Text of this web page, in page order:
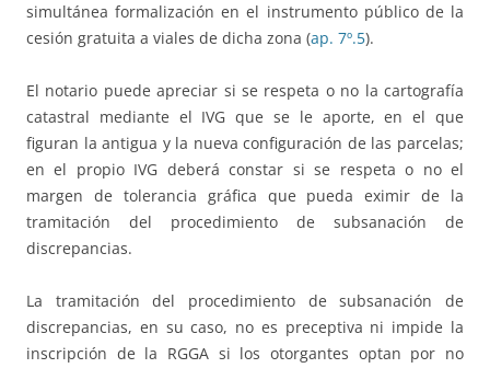
simultánea formalización en el instrumento público de la
cesión gratuita a viales de dicha zona (ap. 7º.5).
El notario puede apreciar si se respeta o no la cartografía
catastral mediante el IVG que se le aporte, en el que
figuran la antigua y la nueva configuración de las parcelas;
en el propio IVG deberá constar si se respeta o no el
margen de tolerancia gráfica que pueda eximir de la
tramitación del procedimiento de subsanación de
discrepancias.
La tramitación del procedimiento de subsanación de
discrepancias, en su caso, no es preceptiva ni impide la
inscripción de la RGGA si los otorgantes optan por no